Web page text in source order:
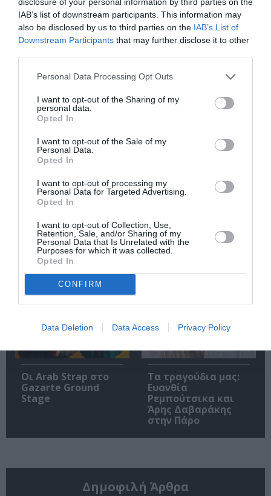
IAB’s list of downstream participants. This information may
also be disclosed by us to third parties on the IAB’s List of
Downstream Participants that may further disclose it to other
Personal Data Processing Opt Outs
I want to opt-out of the Sharing of my
personal data.
Opted In
I want to opt-out of the Sale of my
Personal Data.
Opted In
I want to opt-out of processing my
Personal Data for Targeted Advertising.
Opted In
I want to opt-out of Collection, Use,
Retention, Sale, and/or Sharing of my
Personal Data that Is Unrelated with the
Purposes for which it was collected.
Opted In
CONFIRM
Data Deletion Data Access Privacy Policy
Ακολουθήστε το Culturenow.gr
Mania The Abba
Tribute: Μια
μοναδική συναυλία
στο Christmas
Theater
The Magician’s
Farewell: Οι Uriah
Heep στο Floyd
Οι Arab Strap στο
Gazarte Ground
Stage
Τα τραγούδια μας:
Ευανθία
Ρεμπούτσικα και
Άρης Δαβαράκης
στην Πάρο
Δημοφιλή Άρθρα